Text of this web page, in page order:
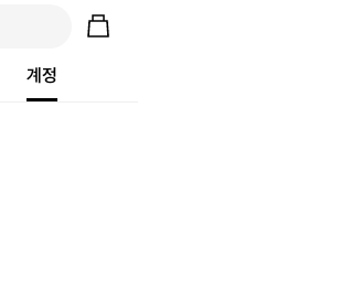
계정